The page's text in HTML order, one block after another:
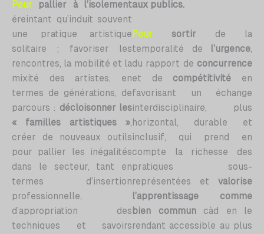
Pour pallier à l’isolement
éreintant qu’induit souvent
une pratique artistique
solitaire ; favoriser les
rencontres, la mobilité et la
mixité des artistes, en
termes de générations, de
parcours : décloisonner les
« familles artistiques »
créer de nouveaux outils
pour pallier les inégalités
dans le secteur, tant en
termes d’insertion
professionnelle,
d’appropriation des
techniques et savoirs
aux publics.
Pour sortir de la
temporalité de
l’urgence
du rapport de concurrence
et de compétitivité en
favorisant un échange
interdisciplinaire, plus
horizontal, durable et
inclusif, qui prend en
compte la richesse des
pratiques sous-
représentées et valorise
l’apprentissage comme
bien communcàd en le
rendant accessible au plus